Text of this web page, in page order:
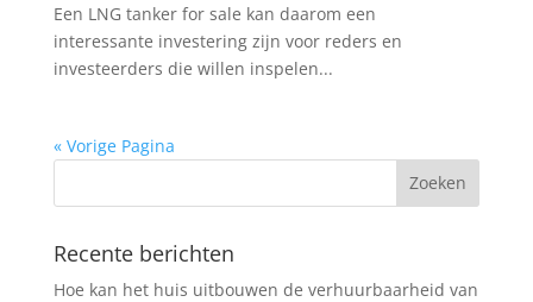
Een LNG tanker for sale kan daarom een
interessante investering zijn voor reders en
investeerders die willen inspelen...
« Vorige Pagina
Recente berichten
Hoe kan het huis uitbouwen de verhuurbaarheid van